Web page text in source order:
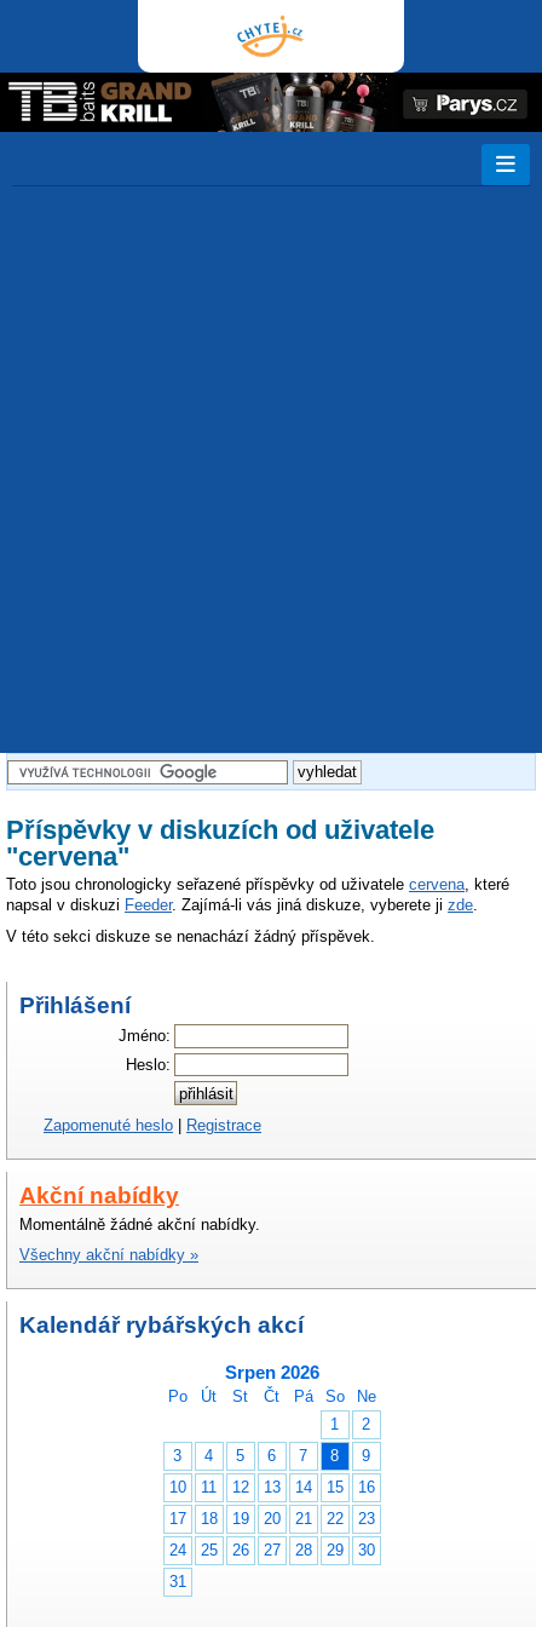
Příspěvky v diskuzích od uživatele
"cervena"
Toto jsou chronologicky seřazené příspěvky od uživatele cervena, které
napsal v diskuzi Feeder. Zajímá-li vás jiná diskuze, vyberete ji zde.
V této sekci diskuze se nenachází žádný příspěvek.
Přihlášení
Jméno:
Heslo:
Zapomenuté heslo Registrace
Akční nabídky
Momentálně žádné akční nabídky.
Všechny akční nabídky »
Kalendář rybářských akcí
Srpen 2026
Po Út St Čt Pá So
Ne
1
2
3
4 5 6 7 8
9
10
11 12 13 14 15
16
17
18 19 20 21 22
23
24
25 26 27 28 29
30
31